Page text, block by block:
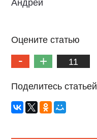
Андрей
Оцените статью
11
Поделитесь статьей